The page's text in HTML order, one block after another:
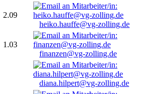
2.09
heiko.hauffe@vg-zolling.de
1.03
finanzen@vg-zolling.de
diana.hilpert@vg-zolling.de